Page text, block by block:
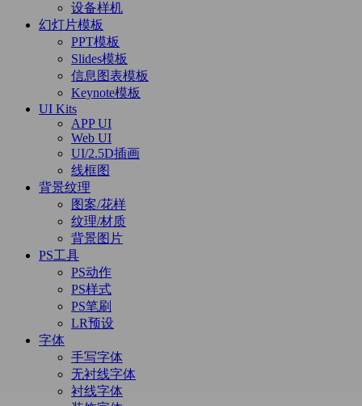
设备样机
幻灯片模板
PPT模板
Slides模板
信息图表模板
Keynote模板
UI Kits
APP UI
Web UI
UI/2.5D插画
线框图
背景纹理
图案/花样
纹理/材质
背景图片
PS工具
PS动作
PS样式
PS笔刷
LR预设
字体
手写字体
无衬线字体
衬线字体